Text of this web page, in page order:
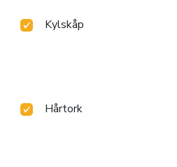
Kylskåp
Hårtork